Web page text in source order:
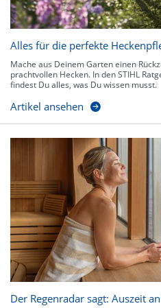
Alles für die perfekte
Mache aus Deinem Garten einen
prachtvollen Hecken. In den STIHL
findest Du alles, was Du wissen musst.
Artikel ansehen
Der Regenradar sagt: Auszeit